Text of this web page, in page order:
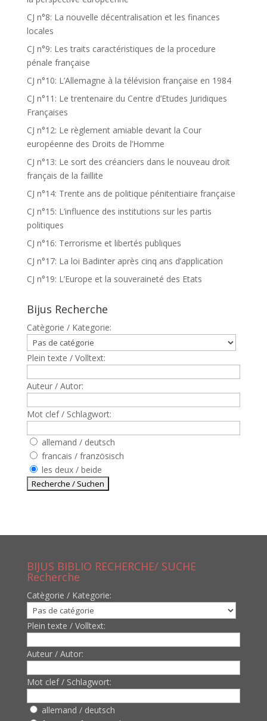
CJ n°8: La nouvelle décentralisation et les finances
locales
CJ n°9: Les traits caractéristiques de la procedure
pénale française
CJ n°10: L’Allemagne à la télévision française en 1984
CJ n°11: Le trentenaire du Centre d’Etudes Juridiques
Françaises
CJ n°12: Le règlement amiable devant la Cour
européenne des Droits de l’Homme
CJ n°13: Le sort des créanciers dans le nouveau droit
français de la faillite
CJ n°14: Trente ans de politique pénitentiaire française
CJ n°15: L’influence des institutions sur les partis
politiques
CJ n°16: Terrorisme et libertés publiques
CJ n°17: La loi Badinter après cinq ans d’application
CJ n°19: L’Europe et la souveraineté des Etats
Bijus Recherche
Catègorie / Kategorie:
Plein texte / Volltext:
Auteur / Autor:
Mot clef / Schlagwort:
allemand / deutsch
francais / französisch
les deux / beide
BIJUS BIBLIO RECHERCHE/ SUCHE
Recherche
Catègorie / Kategorie:
Plein texte / Volltext:
Auteur / Autor:
Mot clef / Schlagwort:
allemand / deutsch